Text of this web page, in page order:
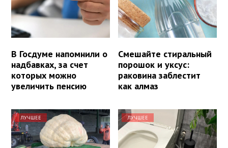
В Госдуме напомнили о
надбавках, за счет
которых можно
увеличить пенсию
Смешайте стиральный
порошок и уксус:
раковина заблестит
как алмаз
ЛУЧШЕЕ ЛУЧШЕЕ